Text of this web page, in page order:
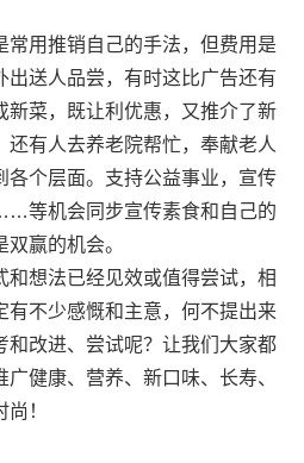
用推销自己的手法，但费用是
出送人品尝，有时这比广告还有
新菜，既让利优惠，又推介了新
还有人去养老院帮忙，奉献老人
各个层面。支持公益事业，宣传
等机会同步宣传素食和自己的
赢的机会。
想法已经见效或值得尝试，相
有不少感慨和主意，何不提出来
和改进、尝试呢？让我们大家都
健康、营养、新口味、长寿、
！